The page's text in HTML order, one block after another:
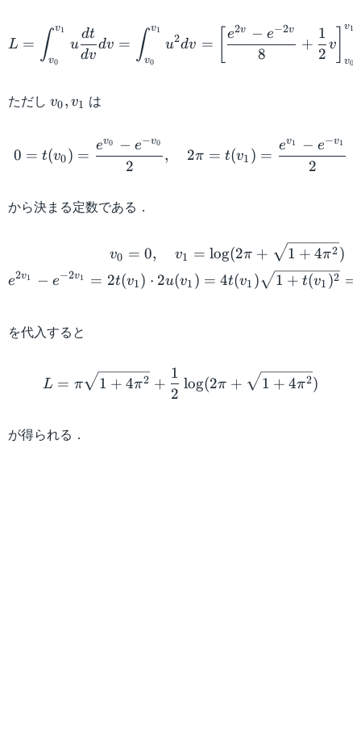
{
t
}
q
i
L= \int_{v_0}^{v_1}
L = ∫v0
v1
u
dv
dt
dv = ∫v0
v1
u2dv =
8
e2v − e−2v
+
2
1
v
v0
v1
ただし v
,
1
v0, v1 は
0 = t(v0) =
2
ev0 − e−v0
, 2π = t(v1 ) =
2
ev1 − e−v1
から決まる定数である．
\begin{gather*} v_0 =
v0 = 0, v1 = log(2π + 1 + 4π2)
e2v1 − e−2v1 = 2t(v1) ⋅ 2u(v1 ) = 4t(v1 ) 1 + t(v1 )2 =
を代入すると
L = π 1 + 4π2 +
2
1
log(2π + 1 + 4π2)
が得られる．